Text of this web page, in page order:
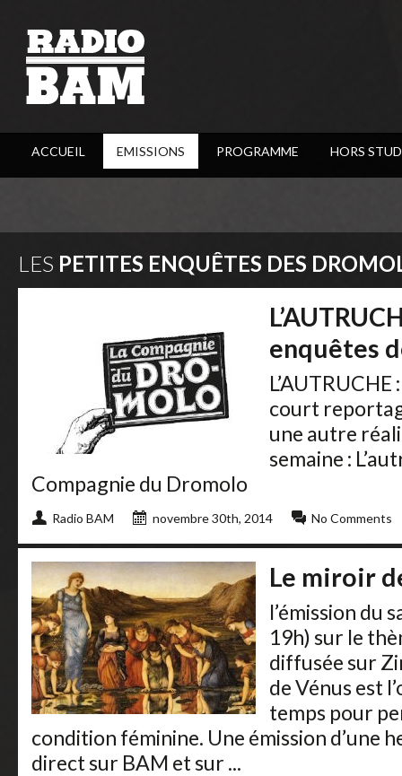
ACCUEIL EMISSIONS PROGRAMME HORS
LES PETITES ENQUÊTES DES
enquêtes
court
une autre
semaine :
Compagnie du Dromolo
Radio BAM novembre 30th, 2014 No Comments
Le miroir
l’émission du
19h) sur le
diffusée sur
de Vénus est
temps pour
condition féminine. Une émission d’une
direct sur BAM et sur ...